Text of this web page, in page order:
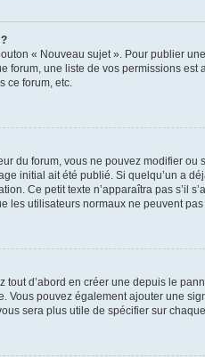
« Nouveau sujet ». Pour publier
forum, une liste de vos permissions
ce forum, etc.
du forum, vous ne pouvez modifier
initial ait été publié. Si quelqu’un a
Ce petit texte n’apparaîtra pas s’il
les utilisateurs normaux ne peuvent
d’abord en créer une depuis le
Vous pouvez également ajouter une
sera plus utile de spécifier sur